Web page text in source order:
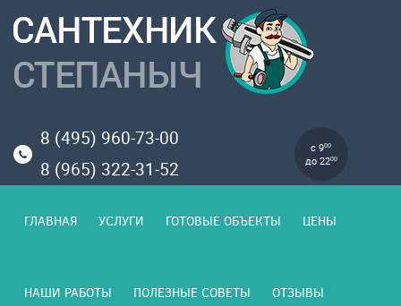
8 (495) 960-73-00
8 (965) 322-31-52
с 900
до 2200
ГЛАВНАЯ УСЛУГИ ГОТОВЫЕ ОБЪЕКТЫ ЦЕНЫ
НАШИ РАБОТЫ ПОЛЕЗНЫЕ СОВЕТЫ ОТЗЫВЫ